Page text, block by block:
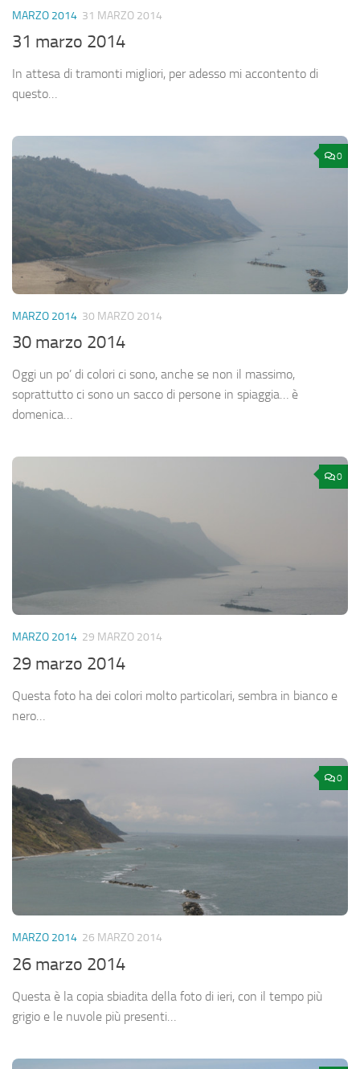
MARZO 2014 31 MARZO 2014
31 marzo 2014
In attesa di tramonti migliori, per adesso mi accontento di
questo…
0
MARZO 2014 30 MARZO 2014
30 marzo 2014
Oggi un po’ di colori ci sono, anche se non il massimo,
soprattutto ci sono un sacco di persone in spiaggia… è
domenica…
0
MARZO 2014 29 MARZO 2014
29 marzo 2014
Questa foto ha dei colori molto particolari, sembra in bianco e
nero…
0
MARZO 2014 26 MARZO 2014
26 marzo 2014
Questa è la copia sbiadita della foto di ieri, con il tempo più
grigio e le nuvole più presenti…